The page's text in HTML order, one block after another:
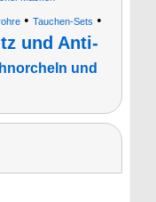
• Tauchen-Sets •
und Anti-
und